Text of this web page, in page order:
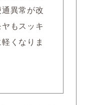
異常が改
もスッキ
くなりま